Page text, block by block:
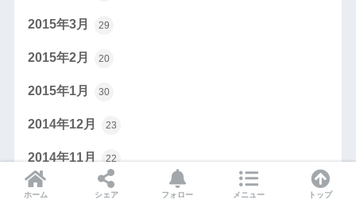
2015年3月 29
2015年2月 20
2015年1月 30
2014年12月 23
2014年11月 22
2014年10月 25
ホーム シェア フォロー メニュー トップ